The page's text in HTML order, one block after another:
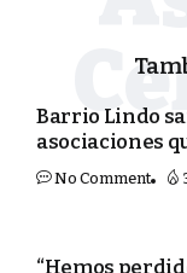
Barrio Lindo
asociaciones
No Comment
“Hemos